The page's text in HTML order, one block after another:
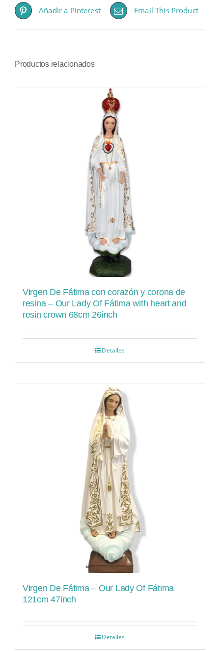
Añadir a Pinterest Email This Product
Productos relacionados
Virgen De Fátima con corazón y corona de
resina – Our Lady Of Fátima with heart and
resin crown 68cm 26inch
Detalles
Virgen De Fátima – Our Lady Of Fátima
121cm 47inch
Detalles